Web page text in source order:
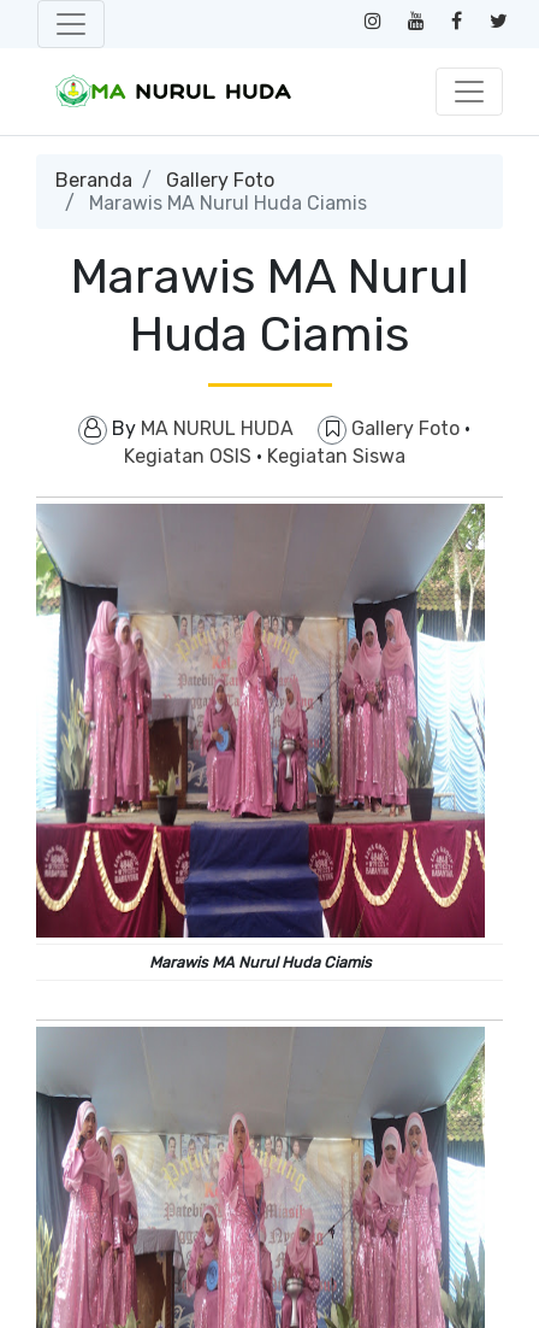
Beranda
Gallery Foto
Marawis MA Nurul Huda Ciamis
Marawis MA Nurul
Huda Ciamis
By MA NURUL HUDA Gallery Foto ·
Kegiatan OSIS · Kegiatan Siswa
Marawis MA Nurul Huda Ciamis